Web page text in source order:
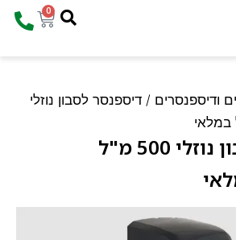
/ דיספנסר לסבון נוזלי
דיספנסר לסבון נוזלי 500 מ"ל